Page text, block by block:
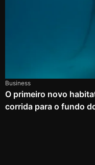
Business
O primeiro novo
corrida para o fundo